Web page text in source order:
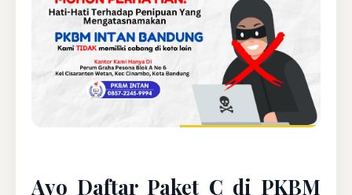
Ayo Daftar Paket C di PKBM